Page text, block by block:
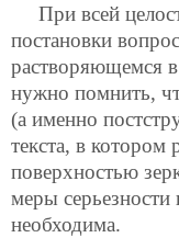
При всей
постановки
растворяющемся
нужно помнить,
(а именно
текста, в котором
поверхностью
меры серьезности
необходима.